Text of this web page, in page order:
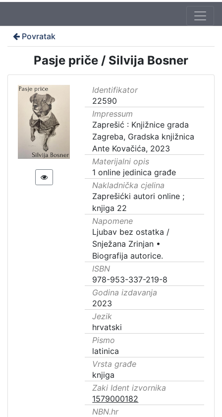
Povratak
Pasje priče / Silvija Bosner
Identifikator
22590
Impressum
Zaprešić : Knjižnice grada
Zagreba, Gradska knjižnica
Ante Kovačića, 2023
Materijalni opis
1 online jedinica građe
Nakladnička cjelina
Zaprešićki autori online ;
knjiga 22
Napomene
Ljubav bez ostatka /
Snježana Zrinjan •
Biografija autorice.
ISBN
978-953-337-219-8
Godina izdavanja
2023
Jezik
hrvatski
Pismo
latinica
Vrsta građe
knjiga
Zaki Ident izvornika
1579000182
NBN.hr